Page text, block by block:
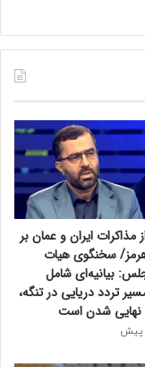
مذاکرات ایران و عمان بر
سخنگوی هیات
بیانیه‌ای شامل
تردد دریایی در تنگه،
نهایی شدن است